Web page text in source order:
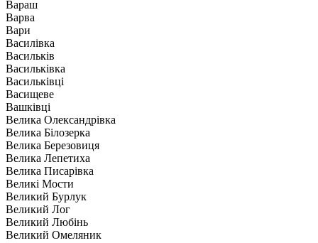
Вараш
Варва
Вари
Василівка
Васильків
Васильківка
Васильківці
Васищеве
Вашківці
Велика Олександрівка
Велика Білозерка
Велика Березовиця
Велика Лепетиха
Велика Писарівка
Великі Мости
Великий Бурлук
Великий Лог
Великий Любінь
Великий Омеляник